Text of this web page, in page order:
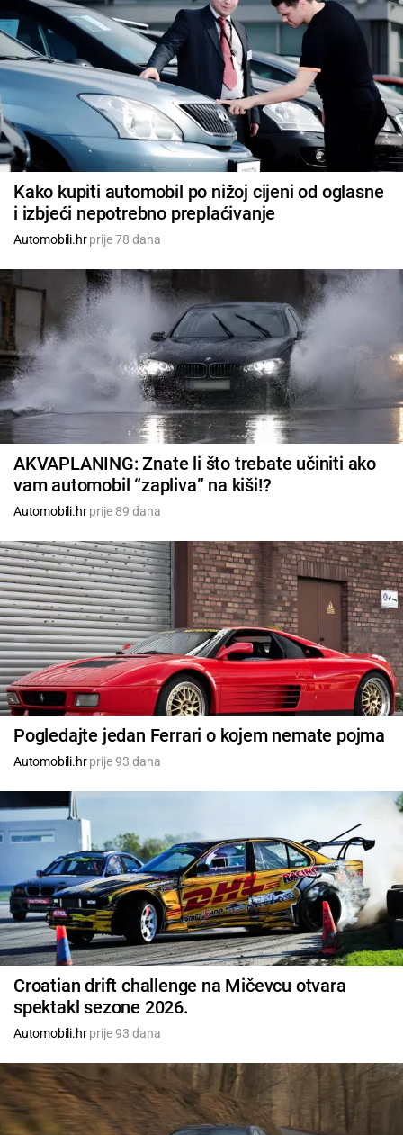
Kako kupiti automobil po nižoj cijeni od oglasne
i izbjeći nepotrebno preplaćivanje
Automobili.hrprije 78 dana
AKVAPLANING: Znate li što trebate učiniti ako
vam automobil “zapliva” na kiši!?
Automobili.hrprije 89 dana
Pogledajte jedan Ferrari o kojem nemate pojma
Automobili.hrprije 93 dana
Croatian drift challenge na Mičevcu otvara
spektakl sezone 2026.
Automobili.hrprije 93 dana